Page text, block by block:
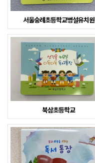
서울숭례초등학교병설유치원
북삼초등학교